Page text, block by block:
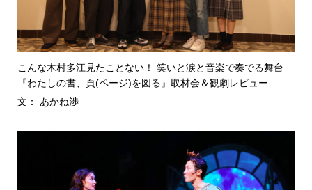
こんな木村多江見たことない！ 笑いと涙と音楽で奏でる舞台
『わたしの書、頁(ページ)を図る』取材会＆観劇レビュー
文： あかね渉